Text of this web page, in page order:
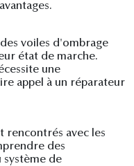
voiles d'ombrage
état de marche.
une
appel à un réparateur
rencontrés avec les
des
système de